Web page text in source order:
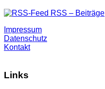
RSS – Beiträge
Impressum
Datenschutz
Kontakt
Links